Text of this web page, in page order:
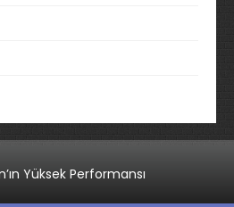
Yüksek Performansı